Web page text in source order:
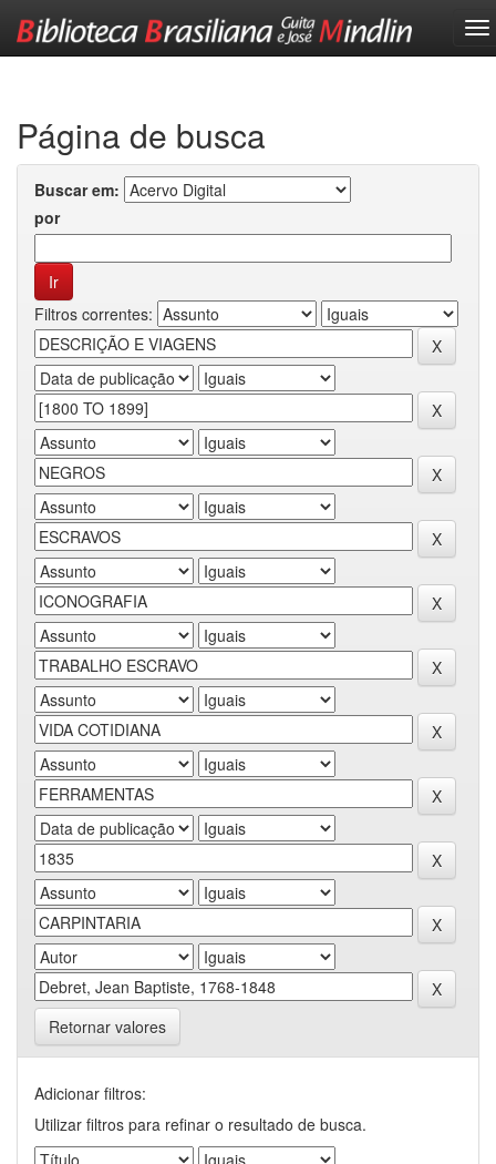
Página de busca
Buscar em:
por
Filtros correntes:
Retornar valores
Adicionar filtros:
Utilizar filtros para refinar o resultado de busca.